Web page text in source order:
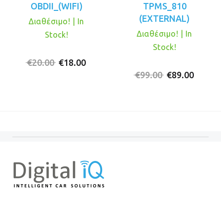
OBDII_(WIFI)
€20.00 Original
€18.00
Διαθέσιμο! | In
Stock!
TPMS_810
(EXTERNAL)
€99.00 Original
€89.00
Διαθέσιμο! | In
Stock!